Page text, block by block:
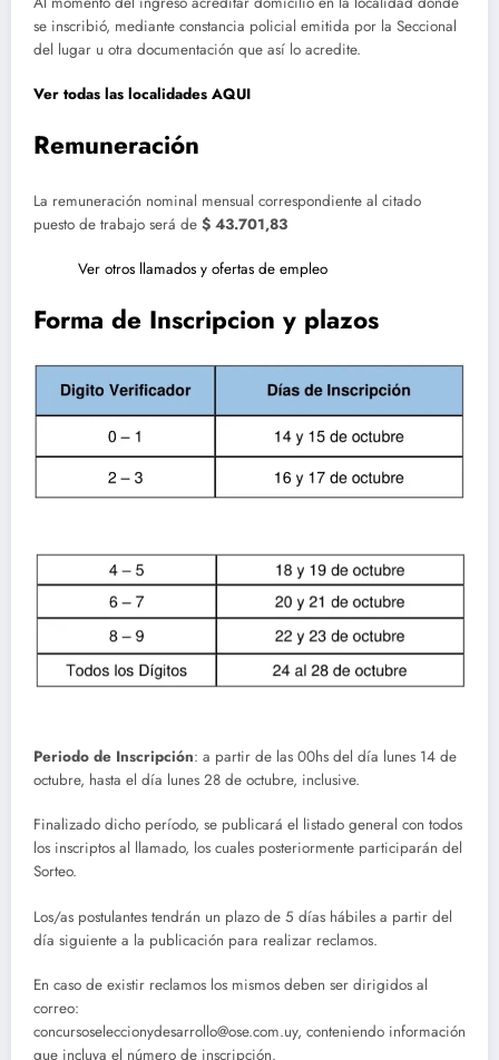
se inscribió, mediante constancia policial emitida por la Seccional
del lugar u otra documentación que así lo acredite.
Ver todas las localidades AQUI
Remuneración
La remuneración nominal mensual correspondiente al citado
puesto de trabajo será de $ 43.701,83
Ver otros llamados y ofertas de empleo
Forma de Inscripcion y plazos
Periodo de Inscripción: a partir de las 00hs del día lunes 14 de
octubre, hasta el día lunes 28 de octubre, inclusive.
Finalizado dicho período, se publicará el listado general con todos
los inscriptos al llamado, los cuales posteriormente participarán del
Sorteo.
Los/as postulantes tendrán un plazo de 5 días hábiles a partir del
día siguiente a la publicación para realizar reclamos.
En caso de existir reclamos los mismos deben ser dirigidos al
correo:
concursoseleccionydesarrollo@ose.com.uy, conteniendo información
que incluya el número de inscripción.